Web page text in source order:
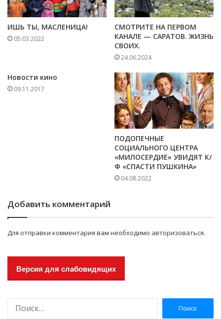
ИШЬ ТЫ, МАСЛЕНИЦА!
05.03.2022
СМОТРИТЕ НА ПЕРВОМ
КАНАЛЕ — САРАТОВ. ЖИЗНЬ
СВОИХ.
24.06.2024
Новости кино
09.11.2017
ПОДОПЕЧНЫЕ
СОЦИАЛЬНОГО ЦЕНТРА
«МИЛОСЕРДИЕ» УВИДЯТ К/
Ф «СПАСТИ ПУШКИНА»
04.08.2022
Добавить комментарий
Для отправки комментария вам необходимо авторизоваться.
Версия для слабовидящих